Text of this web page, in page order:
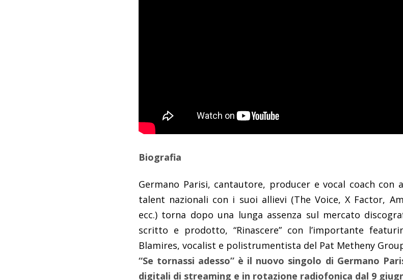
Biografia
Germano Parisi, cantautore, producer e vocal coach con
talent nazionali con i suoi allievi (The Voice, X Factor,
ecc.) torna dopo una lunga assenza sul mercato
scritto e prodotto, “Rinascere” con l’importante
Blamires, vocalist e polistrumentista del Pat Metheny
“Se tornassi adesso” è il nuovo singolo di Germano
digitali di streaming e in rotazione radiofonica dal 9